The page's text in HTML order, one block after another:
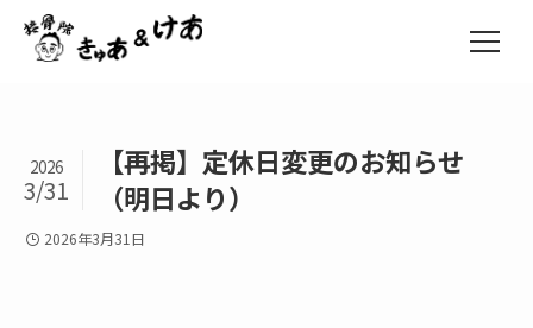
【再掲】定休日変更のお知らせ
（明日より）
2026
3/31
2026年3月31日